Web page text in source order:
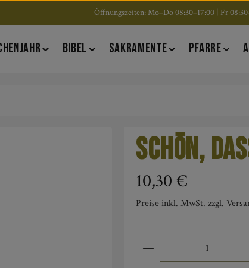
Öffnungszeiten: Mo–Do 08:30–17:00 | Fr
BIBEL SAKRAMENTE PFARRE
Schön,
Regulärer Preis:
10,30 €
Preise inkl. MwSt. zzgl.
Produkt Anzahl: